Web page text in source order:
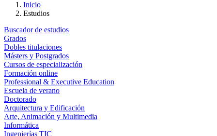
Inicio
Estudios
Buscador de estudios
Grados
Dobles titulaciones
Másters y Postgrados
Cursos de especialización
Formación online
Professional & Executive Education
Escuela de verano
Doctorado
Arquitectura y Edificación
Arte, Animación y Multimedia
Informática
Ingenierías TIC